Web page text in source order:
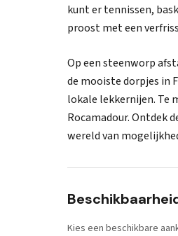
kunt er tennissen,
proost met een
Op een steenworp
de mooiste dorpjes in
lokale lekkernijen. Te
Rocamadour. Ontdek
wereld van
Kies een beschikbare